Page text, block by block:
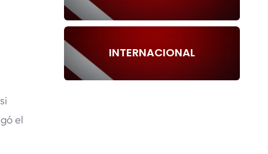
el
INTERNACIONAL